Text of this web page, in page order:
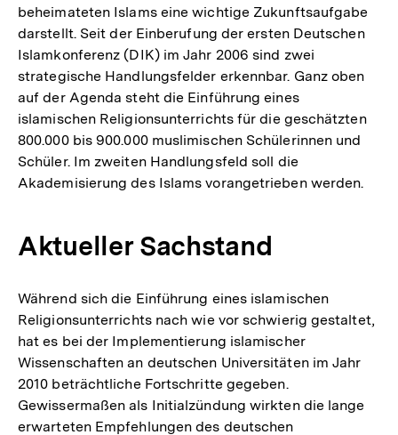
beheimateten Islams eine wichtige Zukunftsaufgabe
darstellt. Seit der Einberufung der ersten Deutschen
Islamkonferenz (DIK) im Jahr 2006 sind zwei
strategische Handlungsfelder erkennbar. Ganz oben
auf der Agenda steht die Einführung eines
islamischen Religionsunterrichts für die geschätzten
800.000 bis 900.000 muslimischen Schülerinnen und
Schüler. Im zweiten Handlungsfeld soll die
Akademisierung des Islams vorangetrieben werden.
Aktueller Sachstand
Während sich die Einführung eines islamischen
Religionsunterrichts nach wie vor schwierig gestaltet,
hat es bei der Implementierung islamischer
Wissenschaften an deutschen Universitäten im Jahr
2010 beträchtliche Fortschritte gegeben.
Gewissermaßen als Initialzündung wirkten die lange
erwarteten Empfehlungen des deutschen